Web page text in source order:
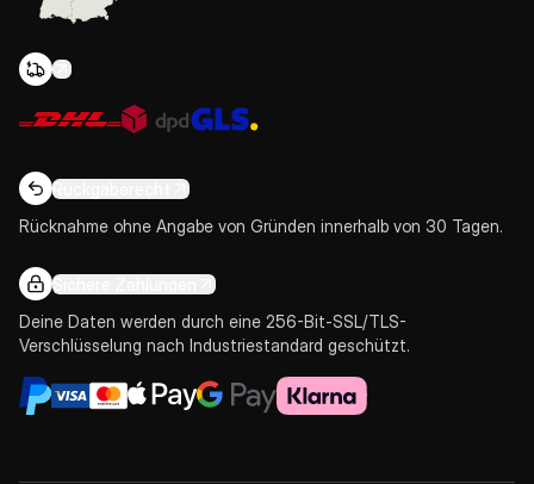
Rückgaberecht
Rücknahme ohne Angabe von Gründen innerhalb von 30 Tagen.
Sichere Zahlungen
Deine Daten werden durch eine 256-Bit-SSL/TLS-
Verschlüsselung nach Industriestandard geschützt.